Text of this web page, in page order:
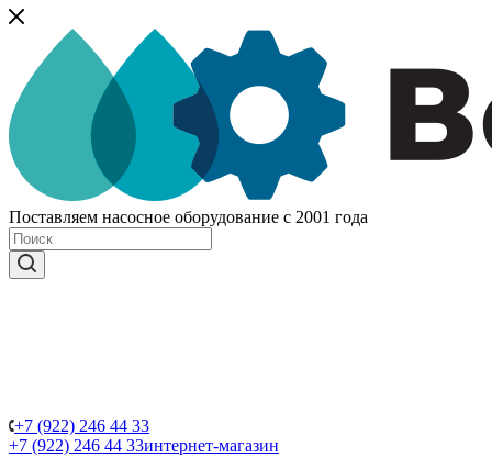
Поставляем насосное оборудование с 2001 года
+7 (922) 246 44 33
+7 (922) 246 44 33интернет-магазин